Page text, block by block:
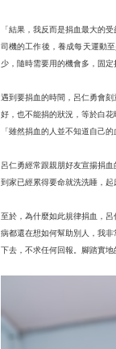
「結果，我反而是捐血最大的
司機的工作後，養成每天運動
少，隨時需要用的機會多，固定
遇到要捐血的時間，呂仁勇會
好，也不能捐的狀況，等於白
「雖然捐血的人並不知道自己
呂仁勇經常跟親朋好友宣揚捐
到家已經累得要命就洗洗睡，
至於，為什麼如此規律捐血，
病都還在想如何幫助別人，我
下去，不求任何回報。腳踏實